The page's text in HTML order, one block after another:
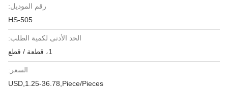
رقم الموديل:
HS-505
الحد الأدنى لكمية الطلب:
السعر:
USD,1.25-36.78,Piece/Pieces